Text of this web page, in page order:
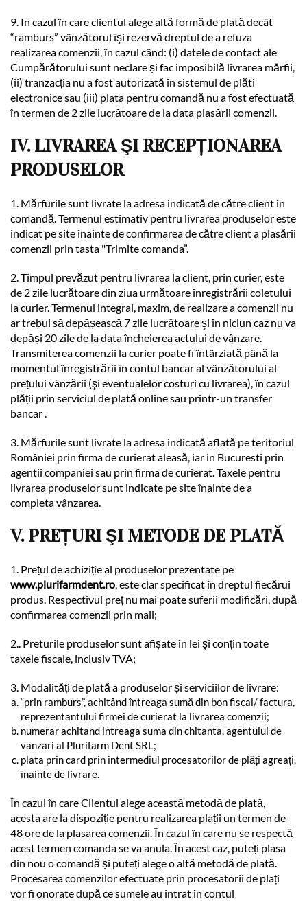
9. In cazul în care clientul alege altă formă de plată decât
“ramburs” vânzătorul îşi rezervă dreptul de a refuza
realizarea comenzii, în cazul când: (i) datele de contact ale
Cumpărătorului sunt neclare și fac imposibilă livrarea mărfii,
(ii) tranzacția nu a fost autorizată în sistemul de plăti
electronice sau (iii) plata pentru comandă nu a fost efectuată
în termen de 2 zile lucrătoare de la data plasării comenzii.
IV. LIVRAREA ŞI RECEPȚIONAREA
PRODUSELOR
1. Mărfurile sunt livrate la adresa indicată de către client în
comandă. Termenul estimativ pentru livrarea produselor este
indicat pe site înainte de confirmarea de către client a plasării
comenzii prin tasta "Trimite comanda”.
2. Timpul prevăzut pentru livrarea la client, prin curier, este
de 2 zile lucrătoare din ziua următoare înregistrării coletului
la curier. Termenul integral, maxim, de realizare a comenzii nu
ar trebui să depășească 7 zile lucrătoare şi în niciun caz nu va
depăși 20 zile de la data încheierea actului de vânzare.
Transmiterea comenzii la curier poate fi întârziată până la
momentul înregistrării în contul bancar al vânzătorului al
prețului vânzării (şi eventualelor costuri cu livrarea), în cazul
plății prin serviciul de plată online sau printr-un transfer
bancar .
3. Mărfurile sunt livrate la adresa indicată aflată pe teritoriul
României prin firma de curierat aleasă, iar in Bucuresti prin
agentii companiei sau prin firma de curierat. Taxele pentru
livrarea produselor sunt indicate pe site înainte de a
completa vânzarea.
V. PREȚURI ŞI METODE DE PLATĂ
1. Prețul de achiziție al produselor prezentate pe
www.plurifarmdent.ro, este clar specificat în dreptul fiecărui
produs. Respectivul preț nu mai poate suferii modificări, după
confirmarea comenzii prin mail;
2.. Preturile produselor sunt afișate în lei şi conțin toate
taxele fiscale, inclusiv TVA;
3. Modalități de plată a produselor și serviciilor de livrare:
“prin ramburs”, achitând întreaga sumă din bon fiscal/ factura,
reprezentantului firmei de curierat la livrarea comenzii;
numerar achitand intreaga suma din chitanta, agentului de
vanzari al Plurifarm Dent SRL;
plata prin card prin intermediul procesatorilor de plăți agreați,
înainte de livrare.
În cazul în care Clientul alege această metodă de plată,
acesta are la dispoziție pentru realizarea plații un termen de
48 ore de la plasarea comenzii. În cazul în care nu se respectă
acest termen comanda se va anula. În acest caz, puteți plasa
din nou o comandă și puteți alege o altă metodă de plată.
Procesarea comenzilor efectuate prin procesatorii de plați
vor fi onorate după ce sumele au intrat în contul